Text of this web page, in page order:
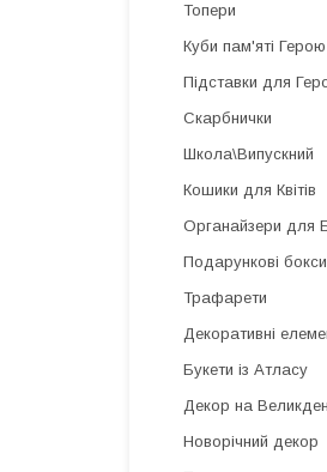
Топери
Куби пам'яті Герою
Підставки для
Скарбнички
Школа\Випускний
Кошики для Квітів
Органайзери для
Подарункові бокси
Трафарети
Декоративні
Букети із Атласу
Декор на
Новорічний декор